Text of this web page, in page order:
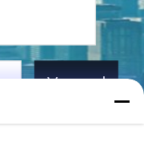
Verzend